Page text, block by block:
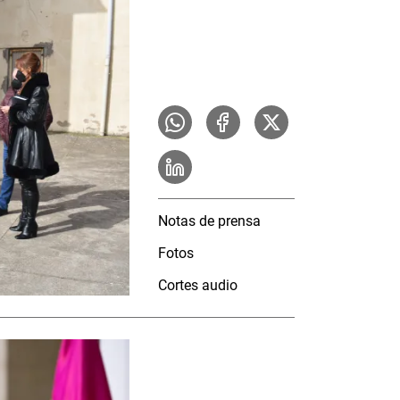
Notas de prensa
Fotos
Cortes audio